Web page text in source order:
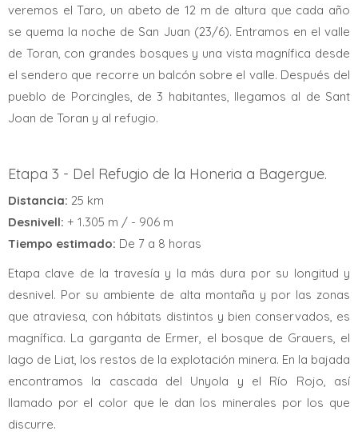
veremos el Taro, un abeto de 12 m de altura que cada año
se quema la noche de San Juan (23/6). Entramos en el valle
de Toran, con grandes bosques y una vista magnífica desde
el sendero que recorre un balcón sobre el valle. Después del
pueblo de Porcingles, de 3 habitantes, llegamos al de Sant
Joan de Toran y al refugio.
Etapa 3 - Del Refugio de la Honeria a Bagergue.
Distancia: 25 km
Desnivell: + 1.305 m / - 906 m
Tiempo estimado: De 7 a 8 horas
Etapa clave de la travesía y la más dura por su longitud y
desnivel. Por su ambiente de alta montaña y por las zonas
que atraviesa, con hábitats distintos y bien conservados, es
magnífica. La garganta de Ermer, el bosque de Grauers, el
lago de Liat, los restos de la explotación minera. En la bajada
encontramos la cascada del Unyola y el Río Rojo, así
llamado por el color que le dan los minerales por los que
discurre.